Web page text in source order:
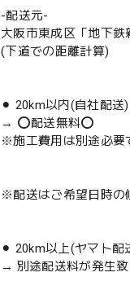
-配送元-
大阪市東成区「地下鉄
(下道での距離計算)
⚫︎ 20km以内(自社配送)
→ ⭕️配送無料⭕️
※施工費用は別途必要
※配送はご希望日時の
⚫︎ 20km以上(ヤマト配
→ 別途配送料が発生致